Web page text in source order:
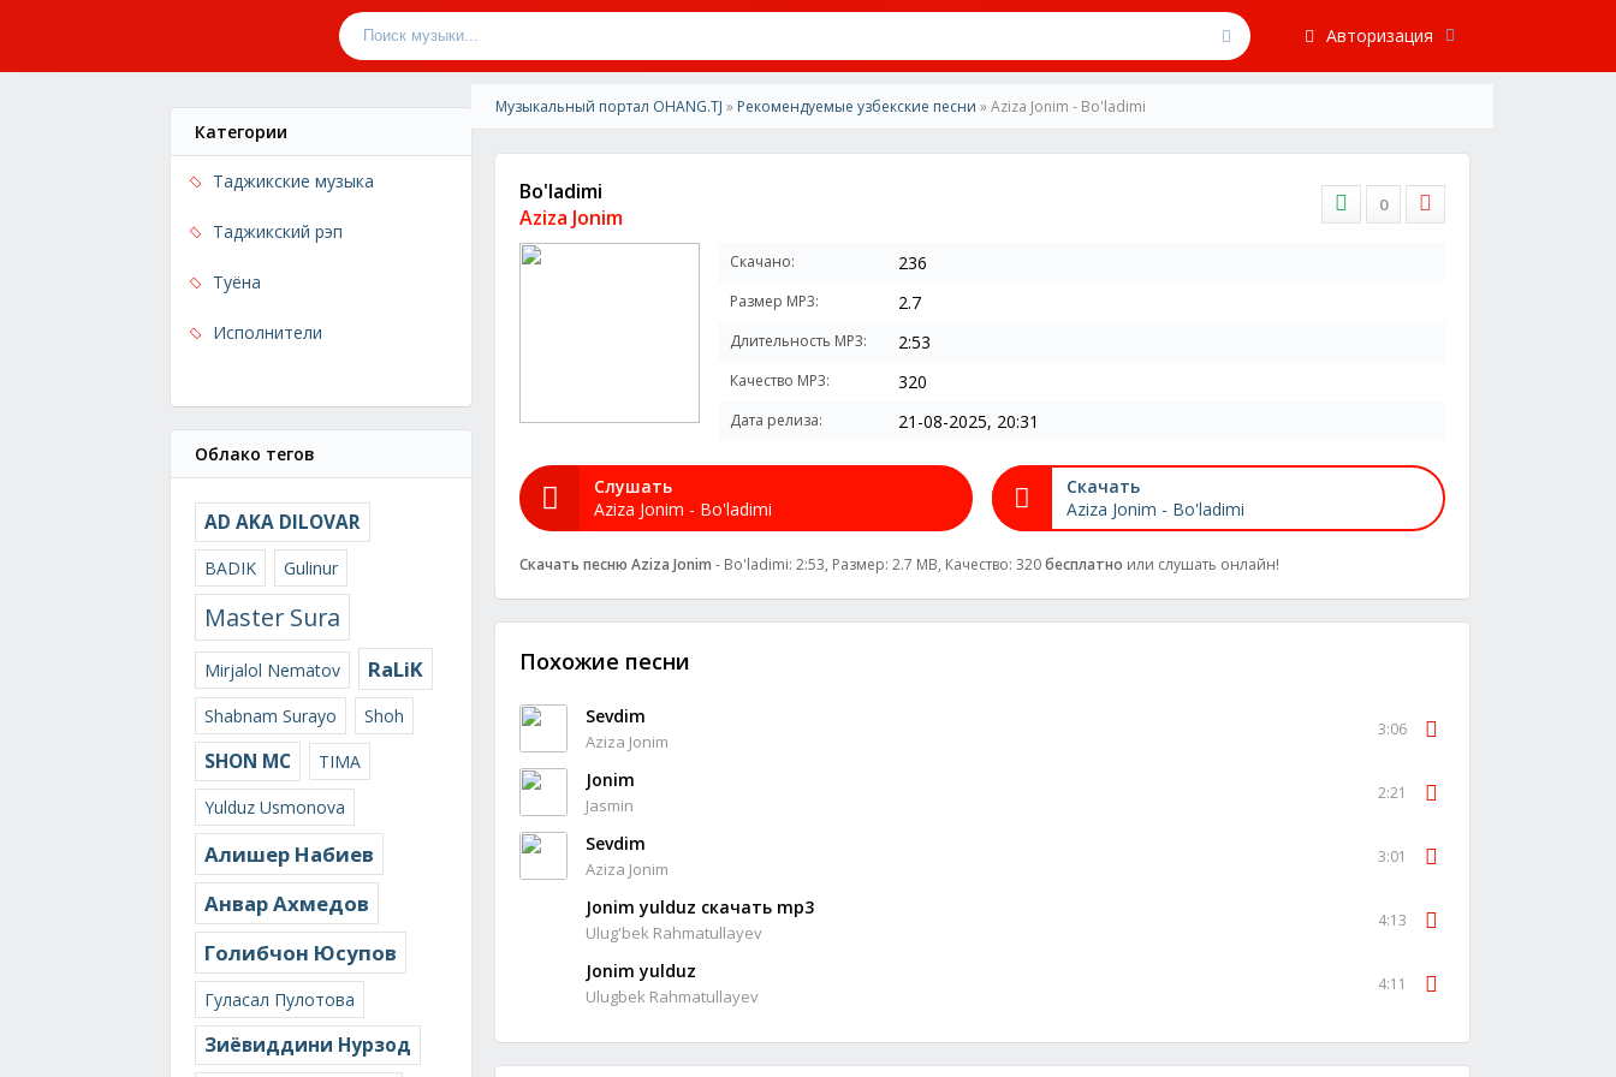
Авторизация
Категории
Таджикские музыка
Таджикский рэп
Туёна
Исполнители
Облако тегов
AD AKA DILOVAR
BADIK Gulinur
Master Sura
Mirjalol Nematov RaLiK
Shabnam Surayo Shoh
SHON MC
TIMA
Yulduz Usmonova
Алишер Набиев
Анвар Ахмедов
Голибчон Юсупов
Гуласал Пулотова
Зиёвиддини Нурзод
Музыкальный портал OHANG.TJ » Рекомендуемые узбекские песни » Aziza Jonim - Bo'ladimi
Bo'ladimi
Aziza Jonim
0
Скачано: 236
Размер MP3: 2.7
Длительность MP3: 2:53
Качество MP3: 320
Дата релиза: 21-08-2025, 20:31
Слушать
Aziza Jonim - Bo'ladimi
Скачать
Aziza Jonim - Bo'ladimi
Скачать песню Aziza Jonim - Bo'ladimi: 2:53, Размер: 2.7 MB, Качество: 320бесплатно или слушать онлайн!
Похожие песни
Sevdim
Aziza Jonim
3:06
Jonim
Jasmin
2:21
Sevdim
Aziza Jonim
3:01
Jonim yulduz скачать mp3
Ulug'bek Rahmatullayev
4:13
Jonim yulduz
Ulugbek Rahmatullayev
4:11